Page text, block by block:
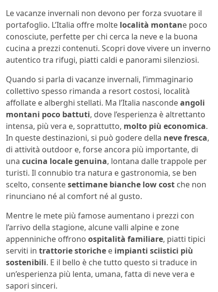
Le vacanze invernali non devono per forza svuotare il
portafoglio. L’Italia offre molte località montane poco
conosciute, perfette per chi cerca la neve e la buona
cucina a prezzi contenuti. Scopri dove vivere un inverno
autentico tra rifugi, piatti caldi e panorami silenziosi.
Quando si parla di vacanze invernali, l’immaginario
collettivo spesso rimanda a resort costosi, località
affollate e alberghi stellati. Ma l’Italia nascondeangoli
montani poco battuti, dove l’esperienza è altrettanto
intensa, più vera e, soprattutto, molto più economica.
In queste destinazioni, si può godere della neve fresca,
di attività outdoor e, forse ancora più importante, di
una cucina locale genuina, lontana dalle trappole per
turisti. Il connubio tra natura e gastronomia, se ben
scelto, consentesettimane bianche low cost che non
rinunciano né al comfort né al gusto.
Mentre le mete più famose aumentano i prezzi con
l’arrivo della stagione, alcune valli alpine e zone
appenniniche offrono ospitalità familiare, piatti tipici
serviti in trattorie storiche e impianti sciistici più
sostenibili. E il bello è che tutto questo si traduce in
un’esperienza più lenta, umana, fatta di neve vera e
sapori sinceri.